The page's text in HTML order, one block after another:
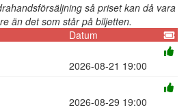
så priset kan då vara
än det som står på biljetten.
Datum
2026-08-21 19:00
2026-08-29 19:00